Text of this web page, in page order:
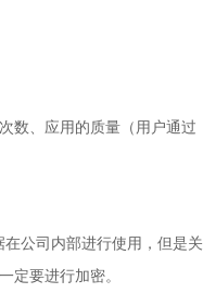
数、应用的质量（用户通过
在公司内部进行使用，但是关
定要进行加密。